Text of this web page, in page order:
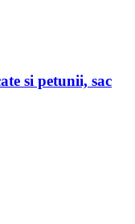
si petunii, sac